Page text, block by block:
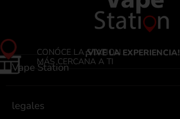
¡VIVE LA EXPERIENCIA!
CONÓCE LA STATION
MÁS CERCANA A TI
Vape Station
legales